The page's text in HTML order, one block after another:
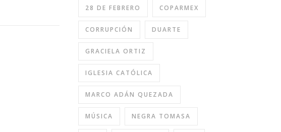
28 DE FEBRERO COPARMEX
CORRUPCIÓN DUARTE
GRACIELA ORTIZ
IGLESIA CATÓLICA
MARCO ADÁN QUEZADA
MÚSICA NEGRA TOMASA